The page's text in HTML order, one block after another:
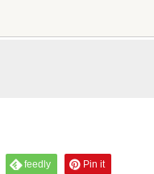
feedly Pin it